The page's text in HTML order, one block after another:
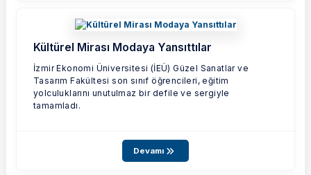
Kültürel Mirası Modaya Yansıttılar
İzmir Ekonomi Üniversitesi (İEÜ) Güzel Sanatlar ve
Tasarım Fakültesi son sınıf öğrencileri, eğitim
yolculuklarını unutulmaz bir defile ve sergiyle
tamamladı.
Devamı